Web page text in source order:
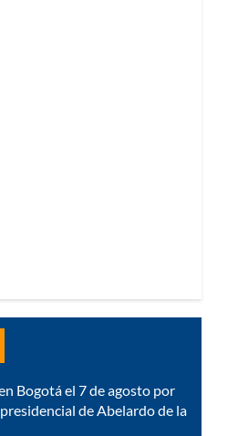
Bogotá el 7 de agosto por
de Abelardo de la